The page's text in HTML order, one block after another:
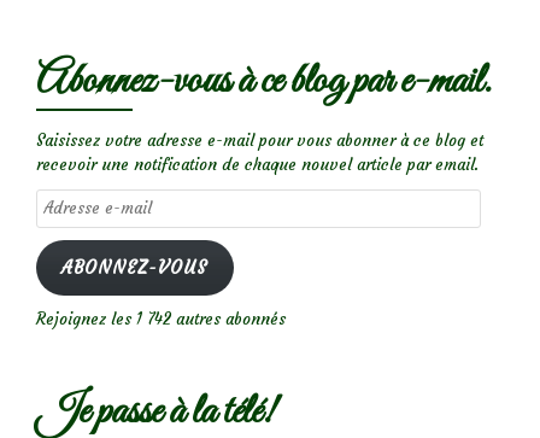
Abonnez-vous à ce blog par e-mail.
Saisissez votre adresse e-mail pour vous abonner à ce blog et
recevoir une notification de chaque nouvel article par email.
Adresse
e-
mail
ABONNEZ-VOUS
Rejoignez les 1 742 autres abonnés
Je passe à la télé!